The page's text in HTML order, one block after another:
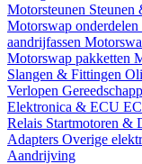
Motorsteunen Steunen
Motorswap onderdelen
aandrijfassen
Motorswap pakketten
Slangen & Fittingen
Verlopen
Elektronica & ECU
Relais Startmotoren &
Adapters Overige
Aandrijving